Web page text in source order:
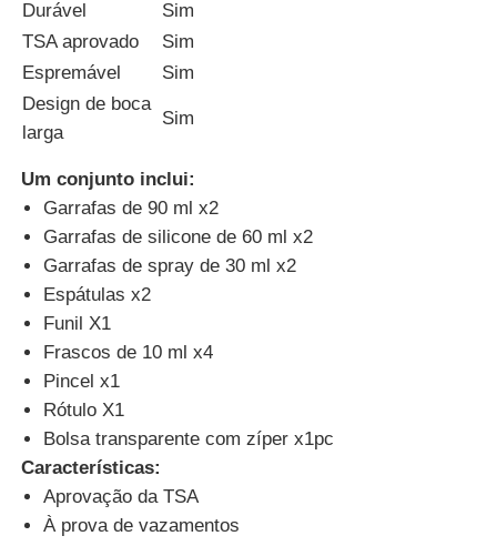
Conjunto de garrafas de viagem de silicone
frasco de viagem de silicone
Garrafa de água de silicone dobrável
Copo de Silicone Dobrável
Produtos de cozinha de silicone
Produtos de borracha de silicone
Durável
Sim
TSA aprovado
Sim
Espremável
Sim
Design de boca
larga
Sim
Um conjunto inclui:
Garrafas de 90 ml x2
Garrafas de silicone de 60 ml x2
Garrafas de spray de 30 ml x2
Espátulas x2
Funil X1
Frascos de 10 ml x4
Pincel x1
Rótulo X1
Bolsa transparente com zíper x1pc
Características:
Aprovação da TSA
À prova de vazamentos